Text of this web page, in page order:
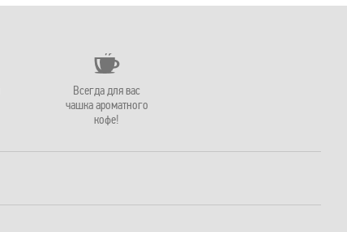
Всегда для вас
чашка ароматного
кофе!